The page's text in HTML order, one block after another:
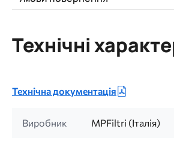
Технічні
Технічна документація
Виробник MPFiltri (Італія)